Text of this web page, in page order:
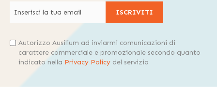
ISCRIVITI
Autorizzo Ausilium ad inviarmi comunicazioni di
carattere commerciale e promozionale secondo quanto
indicato nella Privacy Policy del servizio